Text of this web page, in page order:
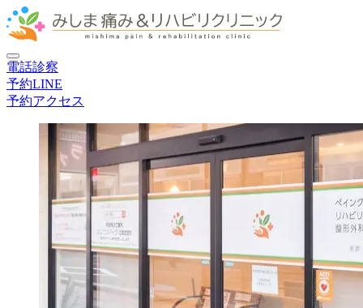
電話診察
予約LINE
予約アクセス